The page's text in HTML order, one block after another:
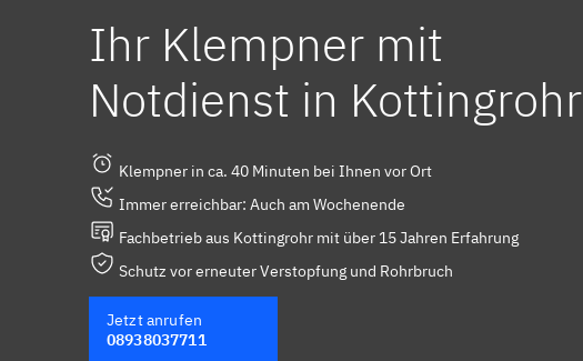
Ihr Klempner mit
Notdienst in Kottingrohr
Klempner in ca. 40 Minuten bei Ihnen vor Ort
Immer erreichbar: Auch am Wochenende
Fachbetrieb aus Kottingrohr mit über 15 Jahren Erfahrung
Schutz vor erneuter Verstopfung und Rohrbruch
Jetzt anrufen
08938037711